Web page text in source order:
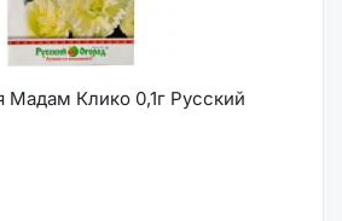
Клико 0,1г Русский